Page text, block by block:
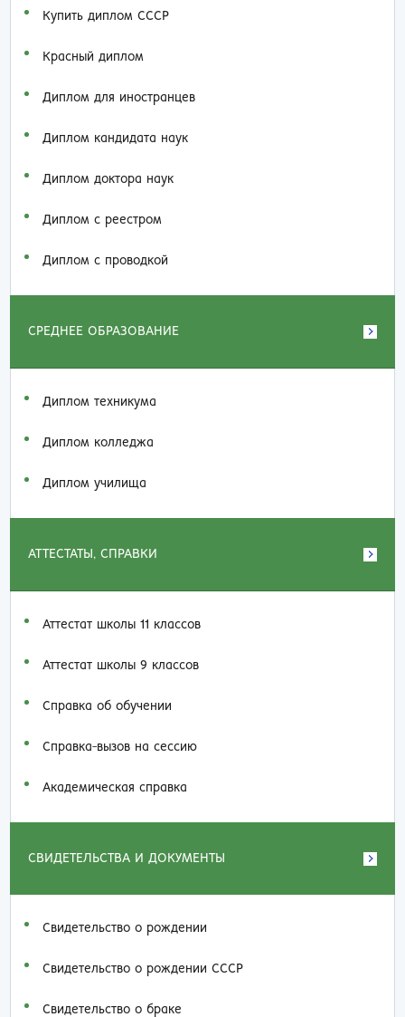
Купить диплом СССР
Красный диплом
Диплом для иностранцев
Диплом кандидата наук
Диплом доктора наук
Диплом с реестром
Диплом с проводкой
СРЕДНЕЕ ОБРАЗОВАНИЕ
Диплом техникума
Диплом колледжа
Диплом училища
АТТЕСТАТЫ, СПРАВКИ
Аттестат школы 11 классов
Аттестат школы 9 классов
Справка об обучении
Справка-вызов на сессию
Академическая справка
СВИДЕТЕЛЬСТВА И ДОКУМЕНТЫ
Свидетельство о рождении
Свидетельство о рождении СССР
Свидетельство о браке